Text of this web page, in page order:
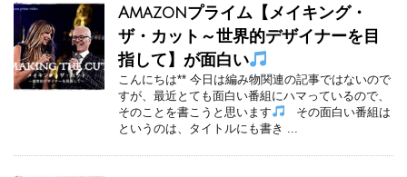
Amazonプライム【メイキング・
ザ・カット～世界的デザイナーを目
指して】が面白い
こんにちは** 今日は編み物関連の記事ではないので
すが、最近とても面白い番組にハマっているので、
そのことを書こうと思います
その面白い番組は
というのは、タイトルにも書き ...